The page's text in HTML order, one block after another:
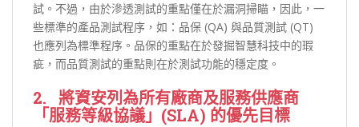
試。不過，由於滲透測試的重點僅在於漏洞掃瞄，因此，一
些標準的產品測試程序，如：品保 (QA) 與品質測試 (QT)
也應列為標準程序。品保的重點在於發掘智慧科技中的瑕
疵，而品質測試的重點則在於測試功能的穩定度。
2. 將資安列為所有廠商及服務供應商
「服務等級協議」(SLA) 的優先目標